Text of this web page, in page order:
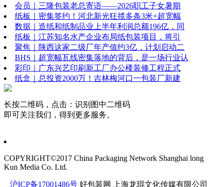
会员｜三隆包装老总寄语——2026职工子女暑期
纸板｜密集签约！河北新光狂揽多条3米+超宽幅
数据｜造纸和纸制品业上半年利润总额196亿，同
纸板｜江苏知名水产企业布局纸包装项目，将引
聚焦｜陕西这家二级厂年产值约3亿，计划启动二
BHS｜超宽幅瓦线密集落地的背后，是一场行业认
彩印｜广东兴艺印刷新工厂办公楼装修工程正式
纸盒｜总投资2000万！吉林梅河口一包装厂新建
长按二维码，点击：识别图中二维码
即可关注我们，得到更多服务。
COPYRIGHT©2017 China Packaging Network Shanghai long
Kun Media Co. Ltd.
沪ICP备17001486号 好包装网 上海龙琨文化传媒有限公司